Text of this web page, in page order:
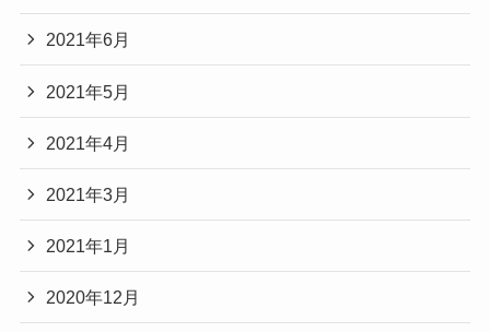
2021年6月
2021年5月
2021年4月
2021年3月
2021年1月
2020年12月